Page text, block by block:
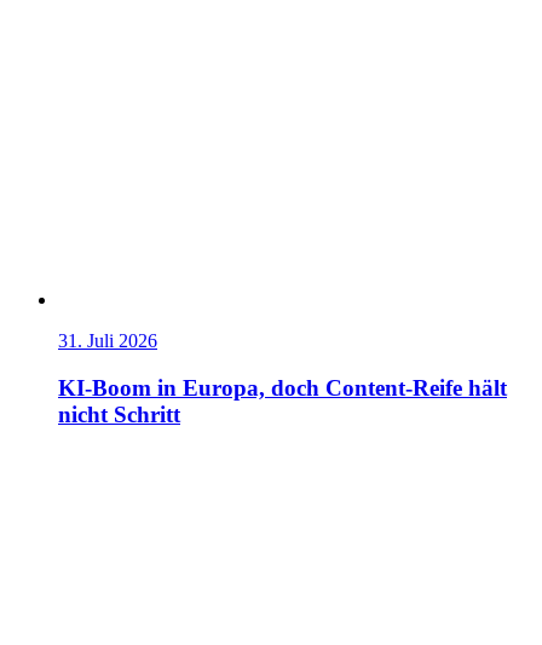
31. Juli 2026
KI-Boom in Europa, doch Content-Reife hält
nicht Schritt